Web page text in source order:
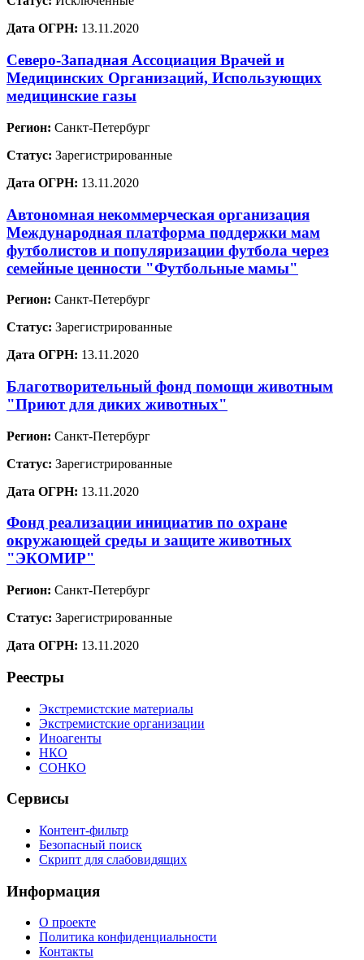
Дата ОГРН: 13.11.2020
Северо-Западная Ассоциация Врачей и
Медицинских Организаций, Использующих
медицинские газы
Регион: Санкт-Петербург
Статус: Зарегистрированные
Дата ОГРН: 13.11.2020
Автономная некоммерческая организация
Международная платформа поддержки мам
футболистов и популяризации футбола через
семейные ценности "Футбольные мамы"
Регион: Санкт-Петербург
Статус: Зарегистрированные
Дата ОГРН: 13.11.2020
Благотворительный фонд помощи животным
"Приют для диких животных"
Регион: Санкт-Петербург
Статус: Зарегистрированные
Дата ОГРН: 13.11.2020
Фонд реализации инициатив по охране
окружающей среды и защите животных
"ЭКОМИР"
Регион: Санкт-Петербург
Статус: Зарегистрированные
Дата ОГРН: 13.11.2020
Реестры
Экстремистские материалы
Экстремистские организации
Иноагенты
НКО
СОНКО
Сервисы
Контент-фильтр
Безопасный поиск
Скрипт для слабовидящих
Информация
О проекте
Политика конфиденциальности
Контакты